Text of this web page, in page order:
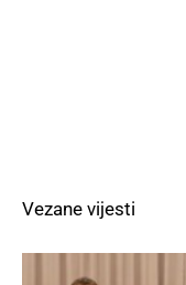
Vezane vijesti